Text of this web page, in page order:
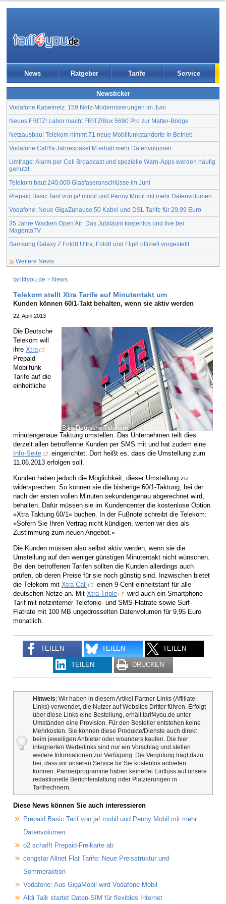
News Ratgeber Tarife Service
Newsticker
Vodafone Kabelnetz: 159 Netz-Modernisierungen im Juni
Neues FRITZ! Labor macht FRITZ!Box 5690 Pro zur Matter-Bridge
Netzausbau: Telekom nimmt 71 neue Mobilfunkstandorte in Betrieb
Vodafone CallYa Jahrespaket M erhält mehr Datenvolumen
Umfrage: Alarm per Cell Broadcast und spezielle Warn-Apps werden häufig
genutzt
Telekom baut 240.000 Glasfaseranschlüsse im Juni
Prepaid Basic Tarif von ja! mobil und Penny Mobil mit mehr Datenvolumen
Vodafone: Neue GigaZuhause 50 Kabel und DSL Tarife für 29,99 Euro
35 Jahre Wacken Open Air: Das Jubiläum kostenlos und live bei
MagentaTV
Samsung Galaxy Z Fold8 Ultra, Fold8 und Flip8 offiziell vorgestellt
Weitere News
tarif4you.de > News
Telekom stellt Xtra Tarife auf Minutentakt um
Kunden können 60/1-Takt behalten, wenn sie aktiv werden
22. April 2013
Die Deutsche
Telekom will
ihre Xtra
Prepaid-
Mobilfunk-
Tarife auf die
einheitliche
minutengenaue Taktung umstellen. Das Unternehmen teilt dies
derzeit allen betroffenne Kunden per SMS mit und hat zudem eine
Info-Seite
eingerichtet. Dort heißt es, dass die Umstellung zum
11.06.2013 erfolgen soll.
Kunden haben jedoch die Möglichkeit, dieser Umstellung zu
widersprechen. So können sie die bisherige 60/1-Taktung, bei der
nach der ersten vollen Minuten sekundengenau abgerechnet wird,
behalten. Dafür müssen sie im Kundencenter die kostenlose Option
»Xtra Taktung 60/1« buchen. In der Fußnote schreibt die Telekom:
»Sofern Sie Ihren Vertrag nicht kündigen, werten wir dies als
Zustimmung zum neuen Angebot.«
Die Kunden müssen also selbst aktiv werden, wenn sie die
Umstellung auf den weniger günstigen Minutentakt nicht wünschen.
Bei den betroffenen Tarifen sollten die Kunden allerdings auch
prüfen, ob deren Preise für sie noch günstig sind. Inzwischen bietet
die Telekom mit Xtra Call
einen 9-Cent-einheitstarif für alle
deutschen Netze an. Mit Xtra Triple
wird auch ein Smartphone-
Tarif mit netzinterner Telefonie- und SMS-Flatrate sowie Surf-
Flatrate mit 100 MB ungedrosselten Datenvolumen für 9,95 Euro
monatlich.
TEILEN TEILEN TEILEN
TEILEN DRUCKEN
Hinweis: Wir haben in diesem Artikel Partner-Links (Affiliate-
Links) verwendet, die Nutzer auf Websites Dritter führen. Erfolgt
über diese Links eine Bestellung, erhält tarif4you.de unter
Umständen eine Provision. Für den Besteller entstehen keine
Mehrkosten. Sie können diese Produkte/Dienste auch direkt
beim jeweiligen Anbieter oder woanders kaufen. Die hier
integrierten Werbelinks sind nur ein Vorschlag und stellen
weitere Informationen zur Verfügung. Die Vergütung trägt dazu
bei, dass wir unseren Service für Sie kostenlos anbieten
können. Partnerprogramme haben keinerlei Einfluss auf unsere
redaktionelle Berichterstattung oder Platzierungen in
Tarifrechnern.
Diese News können Sie auch interessieren
Prepaid Basic Tarif von ja! mobil und Penny Mobil mit mehr
Datenvolumen
o2 schafft Prepaid-Freikarte ab
congstar Allnet Flat Tarife: Neue Preisstruktur und
Sommeraktion
Vodafone: Aus GigaMobil wird Vodafone Mobil
Aldi Talk startet Daten-SIM für flexibles Internet